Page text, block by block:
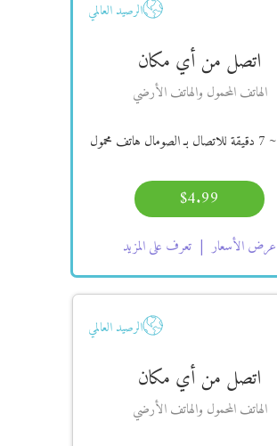
الرصيد العالمي
اتصل من أي مكان
الهاتف المحمول والهاتف الأرضي
~ 7 دقيقة للاتصال بـ الصومال هاتف محمول
$4.99
عرض الأسعار تعرف على المزيد
الرصيد العالمي
اتصل من أي مكان
الهاتف المحمول والهاتف الأرضي